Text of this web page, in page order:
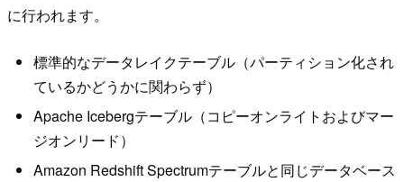
に行われます。
標準的なデータレイクテーブル（パーティション化され
ているかどうかに関わらず）
Apache Icebergテーブル（コピーオンライトおよびマー
ジオンリード）
Amazon Redshift Spectrumテーブルと同じデータベース